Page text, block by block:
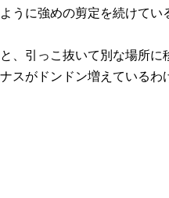
うに強めの剪定を続けて
、引っこ抜いて別な場所に
スがドンドン増えている